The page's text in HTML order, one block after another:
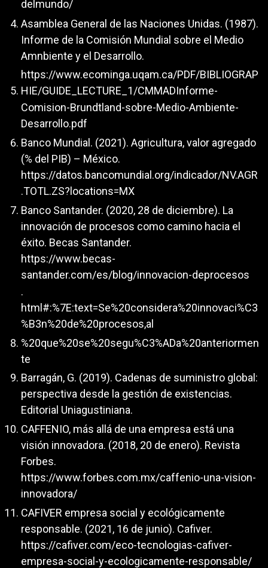
delmundo/
Asamblea General de las Naciones Unidas. (1987).
Informe de la Comisión Mundial sobre el Medio
Amnbiente y el Desarrollo.
https://www.ecominga.uqam.ca/PDF/BIBLIOGRAP
HIE/GUIDE_LECTURE_1/CMMADInforme-
Comision-Brundtland-sobre-Medio-Ambiente-
Desarrollo.pdf
Banco Mundial. (2021). Agricultura, valor agregado
(% del PIB) – México.
https://datos.bancomundial.org/indicador/NV.AGR
.TOTL.ZS?locations=MX
Banco Santander. (2020, 28 de diciembre). La
innovación de procesos como camino hacia el
éxito. Becas Santander.
https://www.becas-
santander.com/es/blog/innovacion-deprocesos
.
html#:%7E:text=Se%20considera%20innovaci%C3
%B3n%20de%20procesos,al
%20que%20se%20segu%C3%ADa%20anteriormen
te
Barragán, G. (2019). Cadenas de suministro global:
perspectiva desde la gestión de existencias.
Editorial Uniagustiniana.
CAFFENIO, más allá de una empresa está una
visión innovadora. (2018, 20 de enero). Revista
Forbes.
https://www.forbes.com.mx/caffenio-una-vision-
innovadora/
CAFIVER empresa social y ecológicamente
responsable. (2021, 16 de junio). Cafiver.
https://cafiver.com/eco-tecnologias-cafiver-
empresa-social-y-ecologicamente-responsable/